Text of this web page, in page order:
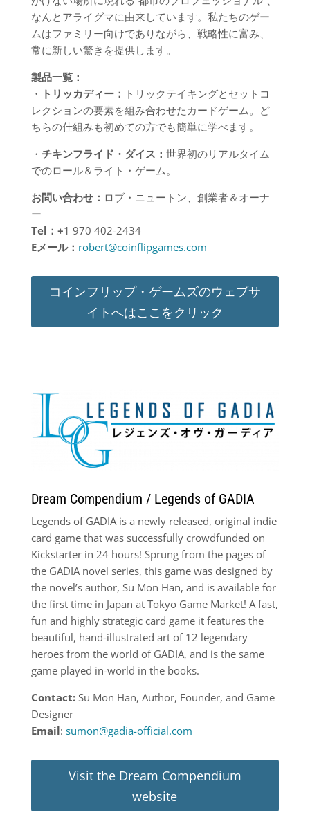
なんとアライグマに由来しています。私たちのゲー
ムはファミリー向けでありながら、戦略性に富み、
常に新しい驚きを提供します。
製品一覧：
・ トリッカディー： トリックテイキングとセットコ
レクションの要素を組み合わせたカードゲーム。ど
ちらの仕組みも初めての方でも簡単に学べます。
・ チキンフライド・ダイス： 世界初のリアルタイム
でのロール＆ライト・ゲーム。
お問い合わせ： ロブ・ニュートン、創業者＆オーナ
ー
Tel ：+1 970 402-2434
Eメール： robert@coinflipgames.com
コインフリップ・ゲームズのウェブサ
イトへはここをクリック
Dream Compendium / Legends of GADIA
Legends of GADIA is a newly released, original indie
card game that was successfully crowdfunded on
Kickstarter in 24 hours! Sprung from the pages of
the GADIA novel series, this game was designed by
the novel’s author, Su Mon Han, and is available for
the first time in Japan at Tokyo Game Market! A fast,
fun and highly strategic card game it features the
beautiful, hand-illustrated art of 12 legendary
heroes from the world of GADIA, and is the same
game played in-world in the books.
Contact: Su Mon Han, Author, Founder, and Game
Designer
Email: sumon@gadia-official.com
Visit the Dream Compendium
website